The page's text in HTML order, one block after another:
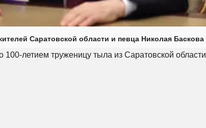
Саратовской области и певца Николая Баскова